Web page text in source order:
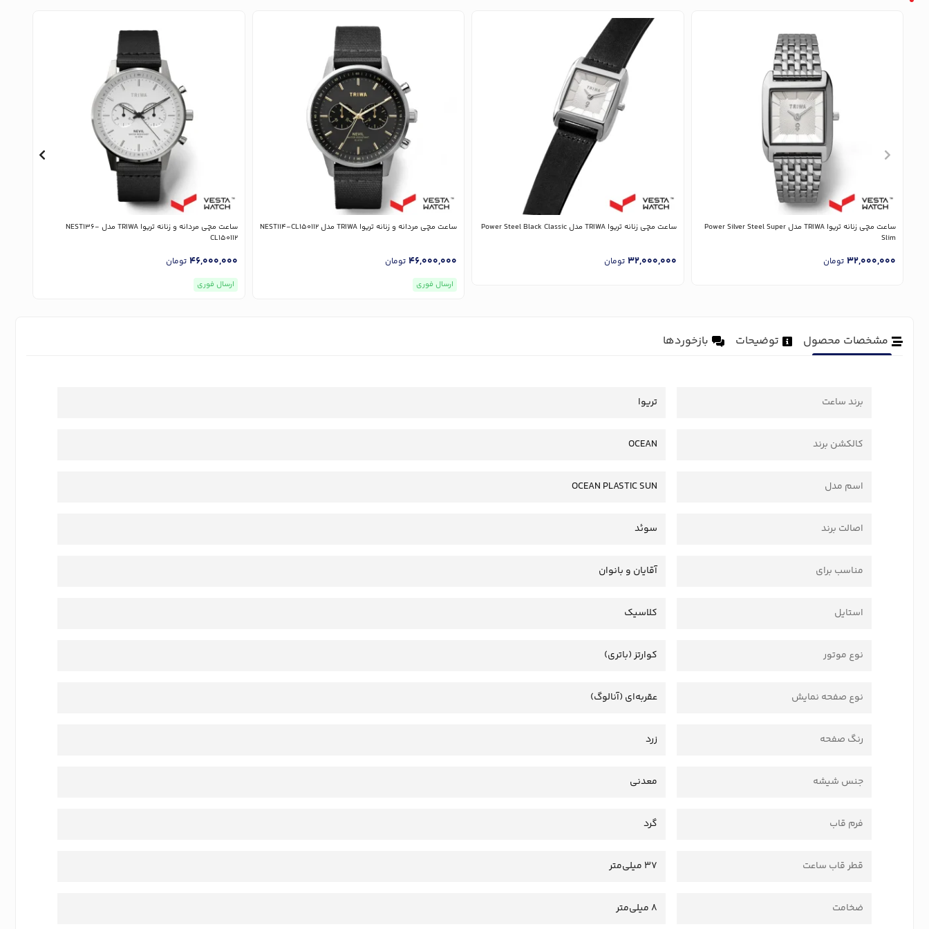
ساعت مچی زنانه تریوا TRIWA مدل Power Silver Steel Super
Slim
32,000,000 تومان
ساعت مچی زنانه تریوا TRIWA مدل Power Steel Black Classic
32,000,000 تومان
ساعت مچی مردانه و زنانه تریوا TRIWA مدل NEST114-CL150112
46,000,000 تومان
ارسال فوری
ساعت مچی مردانه و زنانه تریوا TRIWA مدل NEST136-
CL150112
46,000,000 تومان
ارسال فوری
مشخصات محصول توضیحات بازخوردها
برند ساعت تریوا
کالکشن برند OCEAN
اسم مدل OCEAN PLASTIC SUN
اصالت برند سوئد
مناسب برای آقایان و بانوان
استایل کلاسیک
نوع موتور کوارتز (باتری)
نوع صفحه نمایش عقربه‌ای (آنالوگ)
رنگ صفحه زرد
جنس شیشه معدنی
فرم قاب گرد
قطر قاب ساعت 37 میلی‌متر
ضخامت 8 میلی‌متر